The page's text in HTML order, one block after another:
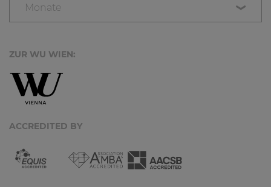
Monate
ZUR WU WIEN:
ACCREDITED BY